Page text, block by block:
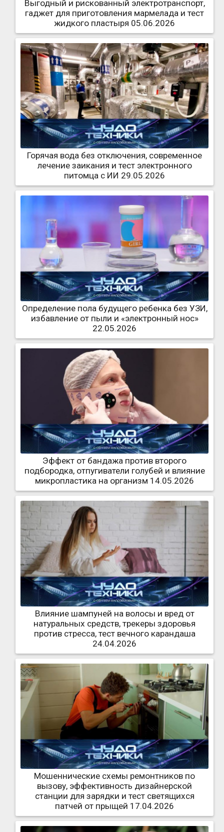
Выгодный и рискованный электротранспорт,
гаджет для приготовления мармелада и тест
жидкого пластыря 05.06.2026
Горячая вода без отключения, современное
лечение заикания и тест электронного
питомца с ИИ 29.05.2026
Определение пола будущего ребенка без УЗИ,
избавление от пыли и «электронный нос»
22.05.2026
Эффект от бандажа против второго
подбородка, отпугиватели голубей и влияние
микропластика на организм 14.05.2026
Влияние шампуней на волосы и вред от
натуральных средств, трекеры здоровья
против стресса, тест вечного карандаша
24.04.2026
Мошеннические схемы ремонтников по
вызову, эффективность дизайнерской
станции для зарядки и тест светящихся
патчей от прыщей 17.04.2026